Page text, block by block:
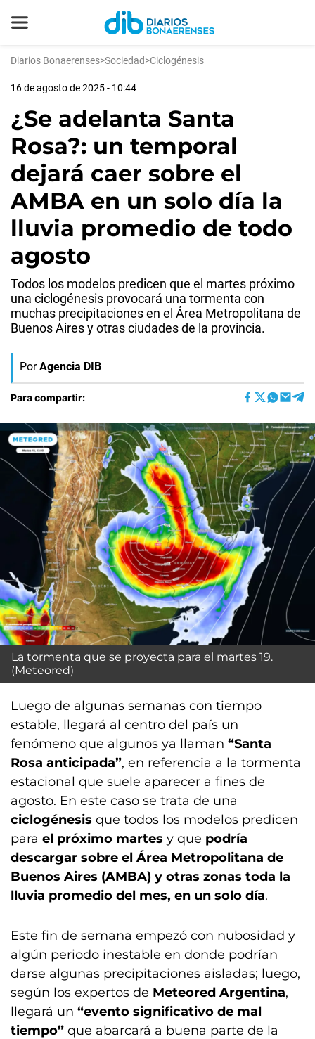
Diarios Bonaerenses>Sociedad>Ciclogénesis
16 de agosto de 2025 - 10:44
¿Se adelanta Santa
Rosa?: un temporal
dejará caer sobre el
AMBA en un solo día la
lluvia promedio de todo
agosto
Todos los modelos predicen que el martes próximo
una ciclogénesis provocará una tormenta con
muchas precipitaciones en el Área Metropolitana de
Buenos Aires y otras ciudades de la provincia.
Por Agencia DIB
Para compartir:
La tormenta que se proyecta para el martes 19.
(Meteored)
Luego de algunas semanas con tiempo
estable, llegará al centro del país un
fenómeno que algunos ya llaman “Santa
Rosa anticipada”, en referencia a la tormenta
estacional que suele aparecer a fines de
agosto. En este caso se trata de una
ciclogénesis que todos los modelos predicen
para el próximo martes y que podría
descargar sobre el Área Metropolitana de
Buenos Aires (AMBA) y otras zonas toda la
lluvia promedio del mes, en un solo día.
Este fin de semana empezó con nubosidad y
algún periodo inestable en donde podrían
darse algunas precipitaciones aisladas; luego,
según los expertos de Meteored Argentina,
llegará un “evento significativo de mal
tiempo” que abarcará a buena parte de la